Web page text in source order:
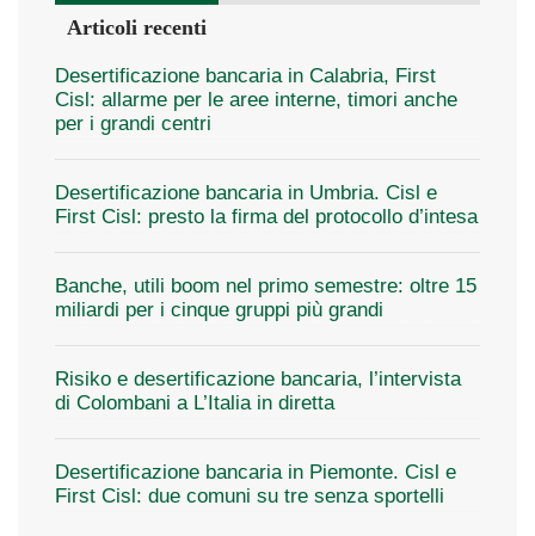
Articoli recenti
Desertificazione bancaria in Calabria, First
Cisl: allarme per le aree interne, timori anche
per i grandi centri
Desertificazione bancaria in Umbria. Cisl e
First Cisl: presto la firma del protocollo d’intesa
Banche, utili boom nel primo semestre: oltre 15
miliardi per i cinque gruppi più grandi
Risiko e desertificazione bancaria, l’intervista
di Colombani a L’Italia in diretta
Desertificazione bancaria in Piemonte. Cisl e
First Cisl: due comuni su tre senza sportelli